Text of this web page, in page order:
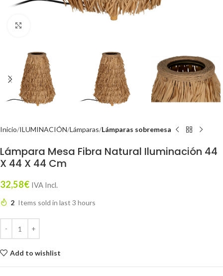
Inicio ILUMINACIÓN Lámparas Lámparas sobremesa
Lámpara Mesa Fibra Natural Iluminación 44
X 44 X 44 Cm
32,58€ IVA Incl.
2 Items sold in last 3 hours
Add to wishlist